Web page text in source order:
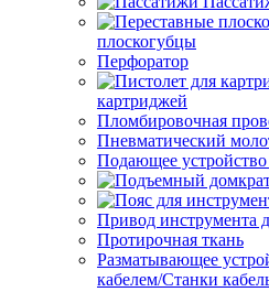
плоскогубцы
Перфоратор
картриджей
Пломбировочная
Пневматический
Подающее
Привод инструмента
Протирочная ткань
Разматывающее
кабелем/Станки